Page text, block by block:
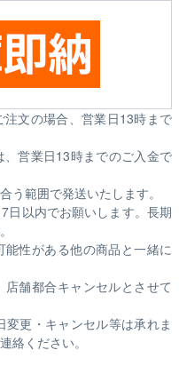
文の場合、営業日13時まで
営業日13時までのご入金で
う範囲で発送いたします。
日以内でお願いします。長期
性がある他の商品と一緒に
舗都合キャンセルとさせて
更・キャンセル等は承れま
絡ください。